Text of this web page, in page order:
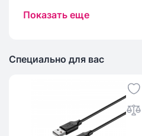
качественные снимки, а
длительное время
Показать еще
Специально для вас